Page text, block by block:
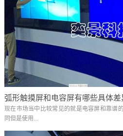
弧形触摸屏和电容屏有哪些具体差
现在市场当中比较常见的就是电容屏和靠谱
同但是使用...